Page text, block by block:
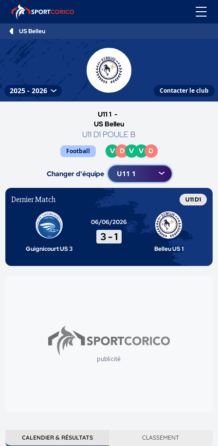
US Belleu
Contacter le club
U11 1 -
US Belleu
U11 D1 POULE B
Football V D V V D
Changer d'équipe
Dernier Match U11 D1
Guignicourt US 3
06/06/2026
3-1
Belleu US 1
publicité
CALENDIER & RÉSULTATS CLASSEMENT